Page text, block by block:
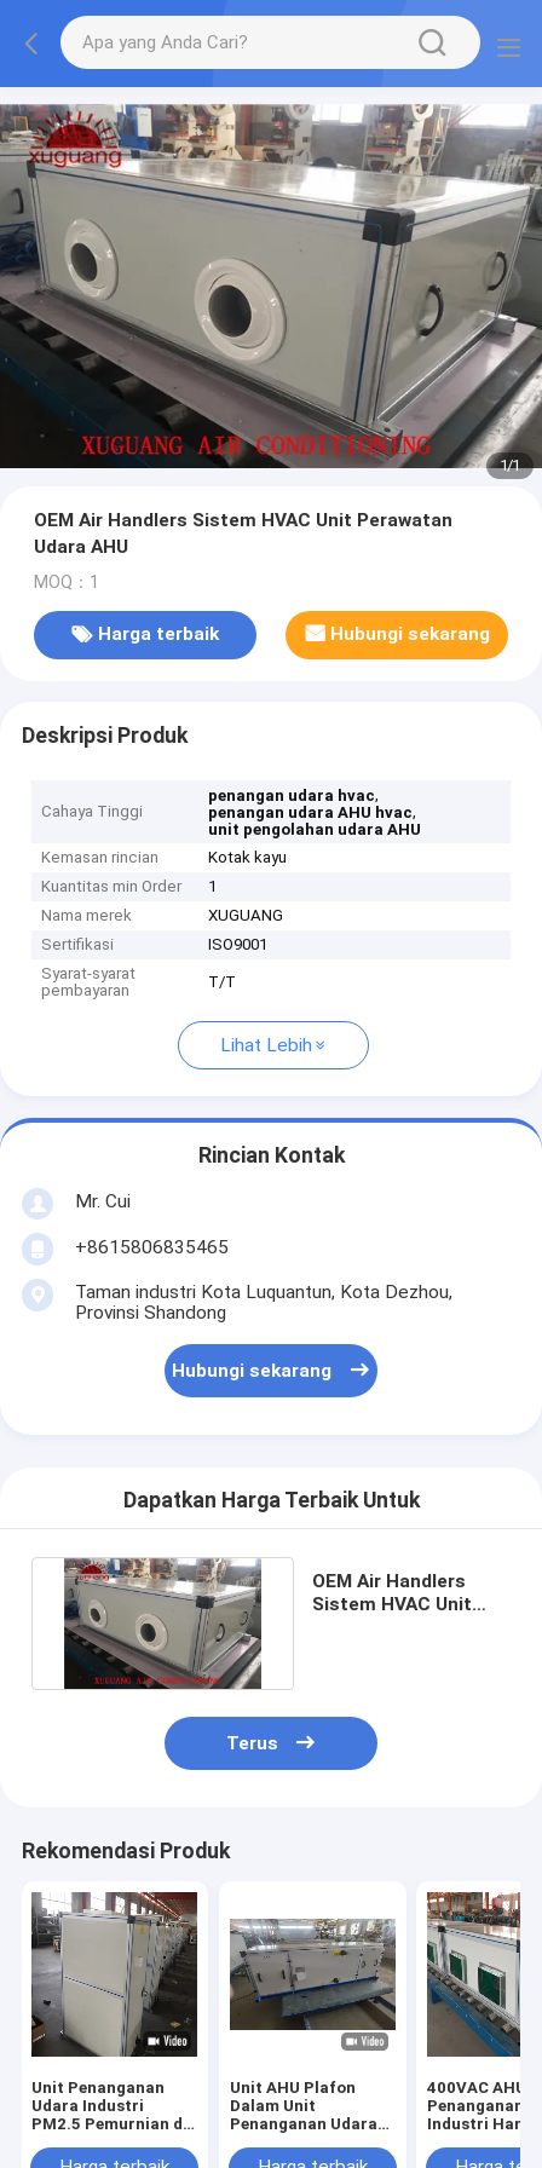
1/1
OEM Air Handlers Sistem HVAC Unit Perawatan
Udara AHU
MOQ：1
Harga terbaik Hubungi sekarang
Deskripsi Produk
Cahaya Tinggi
penangan udara hvac,
penangan udara AHU hvac,
unit pengolahan udara AHU
Kemasan rincian
Kotak kayu
Kuantitas min Order
1
Nama merek
XUGUANG
Sertifikasi
ISO9001
Syarat-syarat
pembayaran
T/T
Lihat Lebih
Rincian Kontak
Mr. Cui
+8615806835465
Taman industri Kota Luquantun, Kota Dezhou,
Provinsi Shandong
Hubungi sekarang
Dapatkan Harga Terbaik Untuk
OEM Air Handlers
Sistem HVAC Unit
Terus
Rekomendasi Produk
Unit Penanganan
Udara Industri
PM2.5 Pemurnian dX
Unit AHU Plafon
Dalam Unit
Penanganan Udara
Hvac
400VAC AHU
Penanganan
Industri
2000m3 / jam